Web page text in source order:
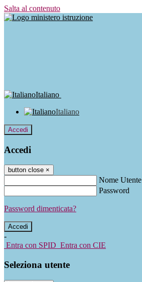
Salta al contenuto
Italiano
Italiano
Accedi
Accedi
button close ×
Nome Utente
Password
Password dimenticata?
-
Entra con SPID Entra con CIE
Seleziona utente